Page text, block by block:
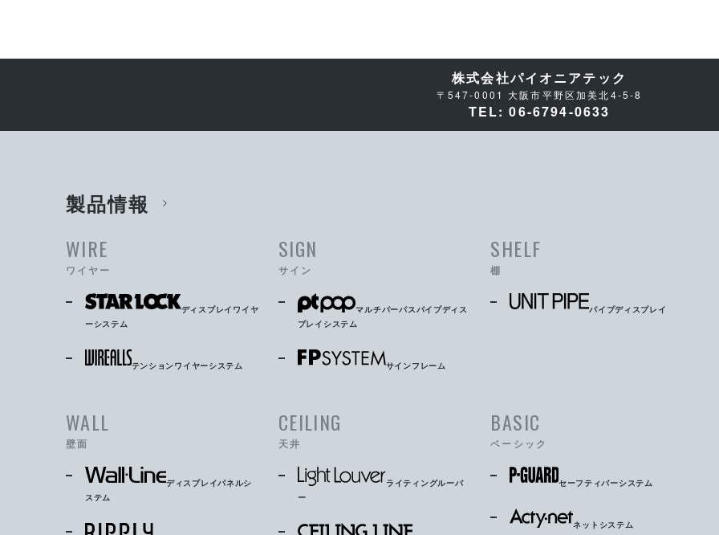
株式会社パイオニアテック
〒547-0001 大阪市平野区加美北4-5-8
TEL: 06-6794-0633
製品情報
WIRE
ワイヤー
ディスプレイワイヤ
ーシステム
テンションワイヤーシステム
SIGN
サイン
マルチパーパスパイプディス
プレイシステム
サインフレーム
SHELF
棚
パイプディスプレイ
WALL
壁面
ディスプレイパネルシ
ステム
CEILING
天井
ライティングルーバ
ー
BASIC
ベーシック
セーフティバーシステム
ネットシステム